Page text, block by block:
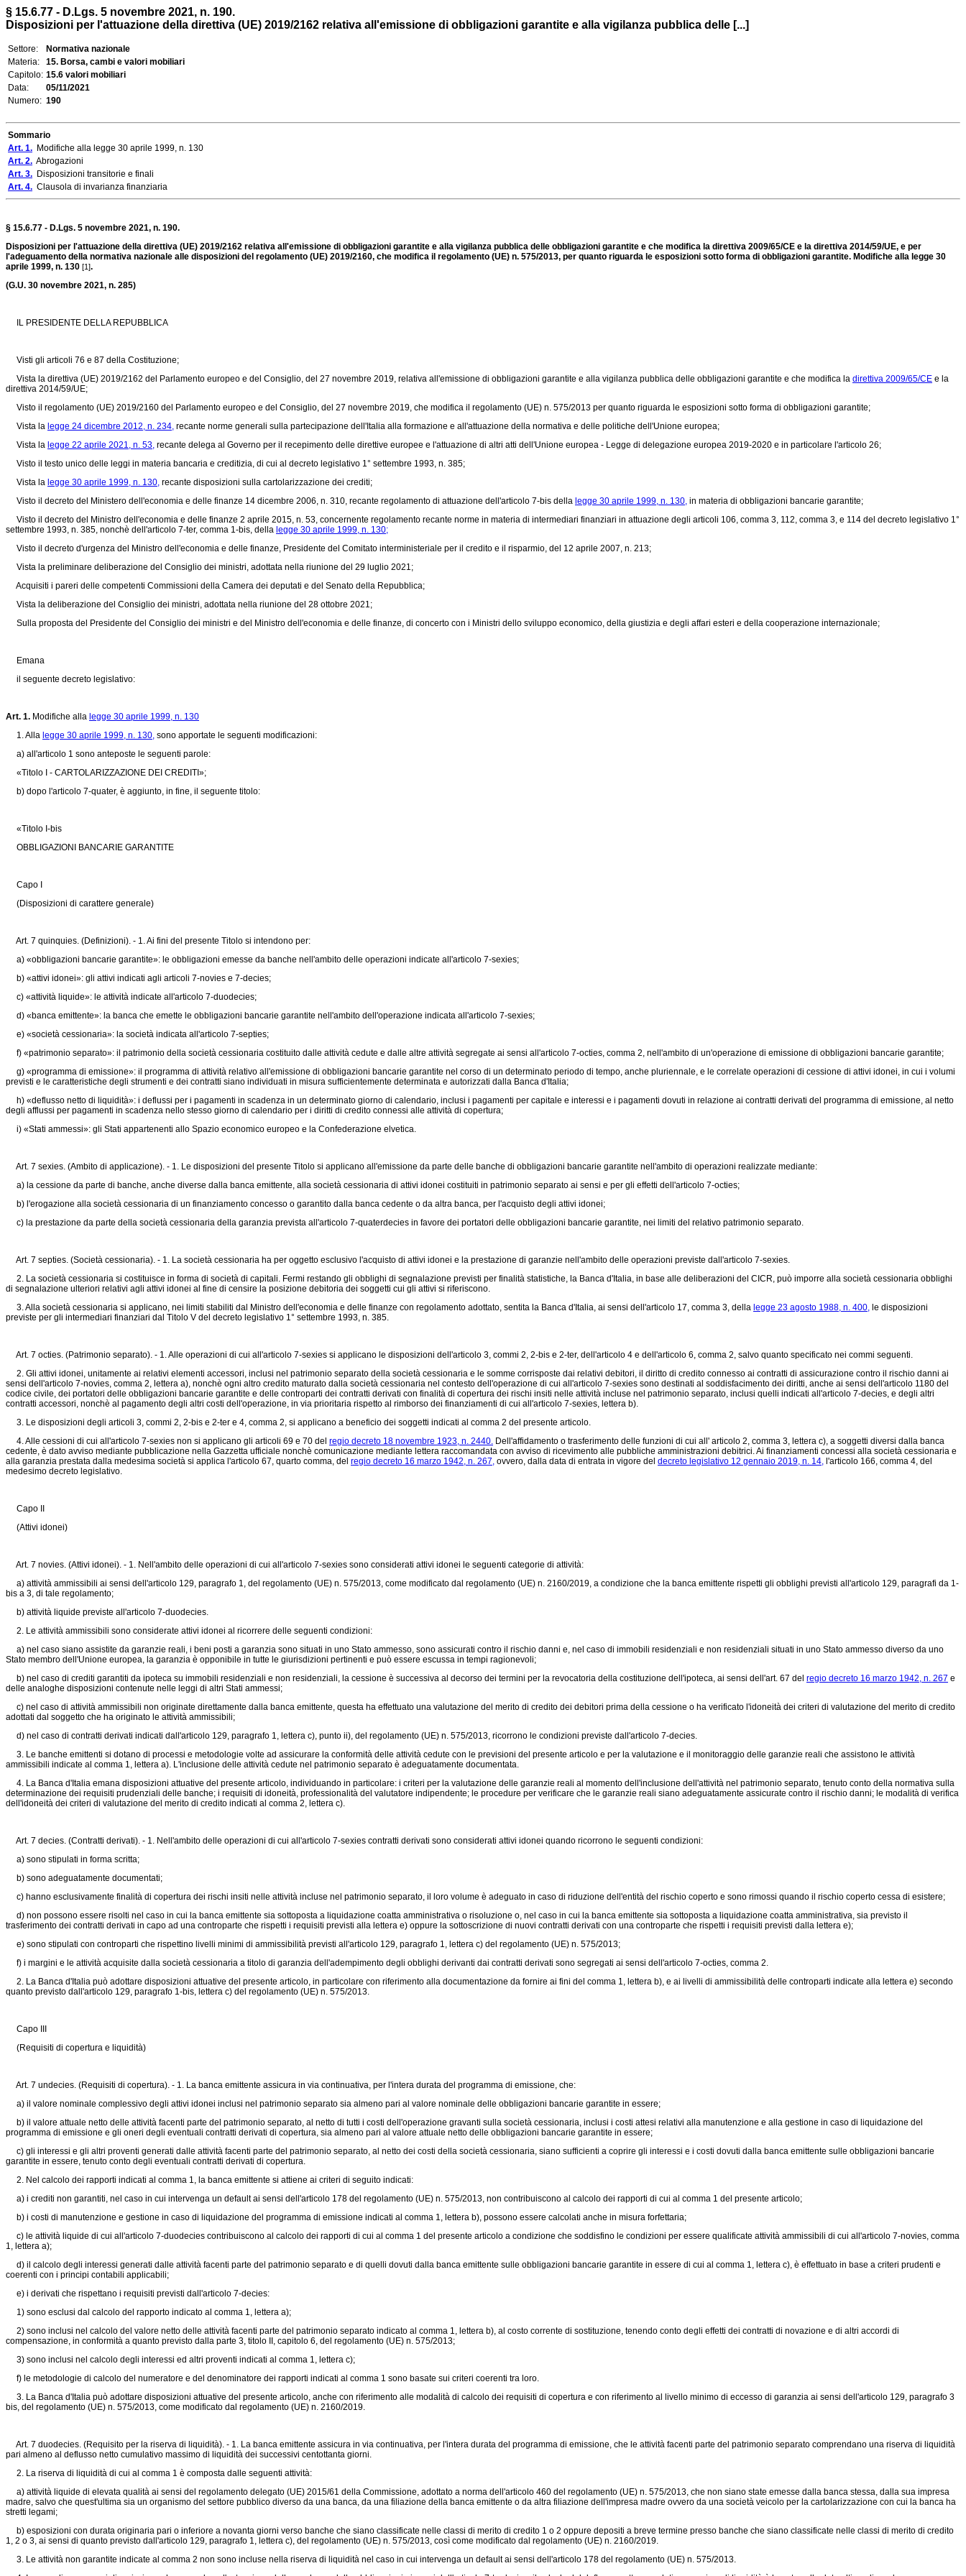
§ 15.6.77 - D.Lgs. 5 novembre 2021, n. 190.
Disposizioni per l'attuazione della direttiva (UE) 2019/2162 relativa all'emissione di obbligazioni garantite e alla vigilanza pubblica delle [...]
Settore:
Normativa nazionale
Materia:
15. Borsa, cambi e valori mobiliari
Capitolo: 15.6 valori mobiliari
Data:
05/11/2021
Numero: 190
Sommario
Art. 1. Modifiche alla legge 30 aprile 1999, n. 130
Art. 2. Abrogazioni
Art. 3. Disposizioni transitorie e finali
Art. 4. Clausola di invarianza finanziaria
§ 15.6.77 - D.Lgs. 5 novembre 2021, n. 190.
Disposizioni per l'attuazione della direttiva (UE) 2019/2162 relativa all'emissione di obbligazioni garantite e alla vigilanza pubblica delle obbligazioni garantite e che modifica la direttiva 2009/65/CE e la direttiva 2014/59/UE, e per
l'adeguamento della normativa nazionale alle disposizioni del regolamento (UE) 2019/2160, che modifica il regolamento (UE) n. 575/2013, per quanto riguarda le esposizioni sotto forma di obbligazioni garantite. Modifiche alla legge 30
aprile 1999, n. 130 [1].
(G.U. 30 novembre 2021, n. 285)
IL PRESIDENTE DELLA REPUBBLICA
Visti gli articoli 76 e 87 della Costituzione;
Vista la direttiva (UE) 2019/2162 del Parlamento europeo e del Consiglio, del 27 novembre 2019, relativa all'emissione di obbligazioni garantite e alla vigilanza pubblica delle obbligazioni garantite e che modifica la direttiva 2009/65/CE e la
direttiva 2014/59/UE;
Visto il regolamento (UE) 2019/2160 del Parlamento europeo e del Consiglio, del 27 novembre 2019, che modifica il regolamento (UE) n. 575/2013 per quanto riguarda le esposizioni sotto forma di obbligazioni garantite;
Vista la legge 24 dicembre 2012, n. 234, recante norme generali sulla partecipazione dell'Italia alla formazione e all'attuazione della normativa e delle politiche dell'Unione europea;
Vista la legge 22 aprile 2021, n. 53, recante delega al Governo per il recepimento delle direttive europee e l'attuazione di altri atti dell'Unione europea - Legge di delegazione europea 2019-2020 e in particolare l'articolo 26;
Visto il testo unico delle leggi in materia bancaria e creditizia, di cui al decreto legislativo 1° settembre 1993, n. 385;
Vista la legge 30 aprile 1999, n. 130, recante disposizioni sulla cartolarizzazione dei crediti;
Visto il decreto del Ministero dell'economia e delle finanze 14 dicembre 2006, n. 310, recante regolamento di attuazione dell'articolo 7-bis della legge 30 aprile 1999, n. 130, in materia di obbligazioni bancarie garantite;
Visto il decreto del Ministro dell'economia e delle finanze 2 aprile 2015, n. 53, concernente regolamento recante norme in materia di intermediari finanziari in attuazione degli articoli 106, comma 3, 112, comma 3, e 114 del decreto legislativo 1°
settembre 1993, n. 385, nonchè dell'articolo 7-ter, comma 1-bis, della legge 30 aprile 1999, n. 130;
Visto il decreto d'urgenza del Ministro dell'economia e delle finanze, Presidente del Comitato interministeriale per il credito e il risparmio, del 12 aprile 2007, n. 213;
Vista la preliminare deliberazione del Consiglio dei ministri, adottata nella riunione del 29 luglio 2021;
Acquisiti i pareri delle competenti Commissioni della Camera dei deputati e del Senato della Repubblica;
Vista la deliberazione del Consiglio dei ministri, adottata nella riunione del 28 ottobre 2021;
Sulla proposta del Presidente del Consiglio dei ministri e del Ministro dell'economia e delle finanze, di concerto con i Ministri dello sviluppo economico, della giustizia e degli affari esteri e della cooperazione internazionale;
Emana
il seguente decreto legislativo:
Art. 1. Modifiche alla legge 30 aprile 1999, n. 130
1. Alla legge 30 aprile 1999, n. 130, sono apportate le seguenti modificazioni:
a) all'articolo 1 sono anteposte le seguenti parole:
«Titolo I - CARTOLARIZZAZIONE DEI CREDITI»;
b) dopo l'articolo 7-quater, è aggiunto, in fine, il seguente titolo:
«Titolo I-bis
OBBLIGAZIONI BANCARIE GARANTITE
Capo I
(Disposizioni di carattere generale)
Art. 7 quinquies. (Definizioni). - 1. Ai fini del presente Titolo si intendono per:
a) «obbligazioni bancarie garantite»: le obbligazioni emesse da banche nell'ambito delle operazioni indicate all'articolo 7-sexies;
b) «attivi idonei»: gli attivi indicati agli articoli 7-novies e 7-decies;
c) «attività liquide»: le attività indicate all'articolo 7-duodecies;
d) «banca emittente»: la banca che emette le obbligazioni bancarie garantite nell'ambito dell'operazione indicata all'articolo 7-sexies;
e) «società cessionaria»: la società indicata all'articolo 7-septies;
f) «patrimonio separato»: il patrimonio della società cessionaria costituito dalle attività cedute e dalle altre attività segregate ai sensi all'articolo 7-octies, comma 2, nell'ambito di un'operazione di emissione di obbligazioni bancarie garantite;
g) «programma di emissione»: il programma di attività relativo all'emissione di obbligazioni bancarie garantite nel corso di un determinato periodo di tempo, anche pluriennale, e le correlate operazioni di cessione di attivi idonei, in cui i volumi
previsti e le caratteristiche degli strumenti e dei contratti siano individuati in misura sufficientemente determinata e autorizzati dalla Banca d'Italia;
h) «deflusso netto di liquidità»: i deflussi per i pagamenti in scadenza in un determinato giorno di calendario, inclusi i pagamenti per capitale e interessi e i pagamenti dovuti in relazione ai contratti derivati del programma di emissione, al netto
degli afflussi per pagamenti in scadenza nello stesso giorno di calendario per i diritti di credito connessi alle attività di copertura;
i) «Stati ammessi»: gli Stati appartenenti allo Spazio economico europeo e la Confederazione elvetica.
Art. 7 sexies. (Ambito di applicazione). - 1. Le disposizioni del presente Titolo si applicano all'emissione da parte delle banche di obbligazioni bancarie garantite nell'ambito di operazioni realizzate mediante:
a) la cessione da parte di banche, anche diverse dalla banca emittente, alla società cessionaria di attivi idonei costituiti in patrimonio separato ai sensi e per gli effetti dell'articolo 7-octies;
b) l'erogazione alla società cessionaria di un finanziamento concesso o garantito dalla banca cedente o da altra banca, per l'acquisto degli attivi idonei;
c) la prestazione da parte della società cessionaria della garanzia prevista all'articolo 7-quaterdecies in favore dei portatori delle obbligazioni bancarie garantite, nei limiti del relativo patrimonio separato.
Art. 7 septies. (Società cessionaria). - 1. La società cessionaria ha per oggetto esclusivo l'acquisto di attivi idonei e la prestazione di garanzie nell'ambito delle operazioni previste dall'articolo 7-sexies.
2. La società cessionaria si costituisce in forma di società di capitali. Fermi restando gli obblighi di segnalazione previsti per finalità statistiche, la Banca d'Italia, in base alle deliberazioni del CICR, può imporre alla società cessionaria obblighi
di segnalazione ulteriori relativi agli attivi idonei al fine di censire la posizione debitoria dei soggetti cui gli attivi si riferiscono.
3. Alla società cessionaria si applicano, nei limiti stabiliti dal Ministro dell'economia e delle finanze con regolamento adottato, sentita la Banca d'Italia, ai sensi dell'articolo 17, comma 3, della legge 23 agosto 1988, n. 400, le disposizioni
previste per gli intermediari finanziari dal Titolo V del decreto legislativo 1° settembre 1993, n. 385.
Art. 7 octies. (Patrimonio separato). - 1. Alle operazioni di cui all'articolo 7-sexies si applicano le disposizioni dell'articolo 3, commi 2, 2-bis e 2-ter, dell'articolo 4 e dell'articolo 6, comma 2, salvo quanto specificato nei commi seguenti.
2. Gli attivi idonei, unitamente ai relativi elementi accessori, inclusi nel patrimonio separato della società cessionaria e le somme corrisposte dai relativi debitori, il diritto di credito connesso ai contratti di assicurazione contro il rischio danni ai
sensi dell'articolo 7-novies, comma 2, lettera a), nonchè ogni altro credito maturato dalla società cessionaria nel contesto dell'operazione di cui all'articolo 7-sexies sono destinati al soddisfacimento dei diritti, anche ai sensi dell'articolo 1180 del
codice civile, dei portatori delle obbligazioni bancarie garantite e delle controparti dei contratti derivati con finalità di copertura dei rischi insiti nelle attività incluse nel patrimonio separato, inclusi quelli indicati all'articolo 7-decies, e degli altri
contratti accessori, nonchè al pagamento degli altri costi dell'operazione, in via prioritaria rispetto al rimborso dei finanziamenti di cui all'articolo 7-sexies, lettera b).
3. Le disposizioni degli articoli 3, commi 2, 2-bis e 2-ter e 4, comma 2, si applicano a beneficio dei soggetti indicati al comma 2 del presente articolo.
4. Alle cessioni di cui all'articolo 7-sexies non si applicano gli articoli 69 e 70 del regio decreto 18 novembre 1923, n. 2440. Dell'affidamento o trasferimento delle funzioni di cui all' articolo 2, comma 3, lettera c), a soggetti diversi dalla banca
cedente, è dato avviso mediante pubblicazione nella Gazzetta ufficiale nonchè comunicazione mediante lettera raccomandata con avviso di ricevimento alle pubbliche amministrazioni debitrici. Ai finanziamenti concessi alla società cessionaria e
alla garanzia prestata dalla medesima società si applica l'articolo 67, quarto comma, del regio decreto 16 marzo 1942, n. 267, ovvero, dalla data di entrata in vigore del decreto legislativo 12 gennaio 2019, n. 14, l'articolo 166, comma 4, del
medesimo decreto legislativo.
Capo II
(Attivi idonei)
Art. 7 novies. (Attivi idonei). - 1. Nell'ambito delle operazioni di cui all'articolo 7-sexies sono considerati attivi idonei le seguenti categorie di attività:
a) attività ammissibili ai sensi dell'articolo 129, paragrafo 1, del regolamento (UE) n. 575/2013, come modificato dal regolamento (UE) n. 2160/2019, a condizione che la banca emittente rispetti gli obblighi previsti all'articolo 129, paragrafi da 1-
bis a 3, di tale regolamento;
b) attività liquide previste all'articolo 7-duodecies.
2. Le attività ammissibili sono considerate attivi idonei al ricorrere delle seguenti condizioni:
a) nel caso siano assistite da garanzie reali, i beni posti a garanzia sono situati in uno Stato ammesso, sono assicurati contro il rischio danni e, nel caso di immobili residenziali e non residenziali situati in uno Stato ammesso diverso da uno
Stato membro dell'Unione europea, la garanzia è opponibile in tutte le giurisdizioni pertinenti e può essere escussa in tempi ragionevoli;
b) nel caso di crediti garantiti da ipoteca su immobili residenziali e non residenziali, la cessione è successiva al decorso dei termini per la revocatoria della costituzione dell'ipoteca, ai sensi dell'art. 67 del regio decreto 16 marzo 1942, n. 267 e
delle analoghe disposizioni contenute nelle leggi di altri Stati ammessi;
c) nel caso di attività ammissibili non originate direttamente dalla banca emittente, questa ha effettuato una valutazione del merito di credito dei debitori prima della cessione o ha verificato l'idoneità dei criteri di valutazione del merito di credito
adottati dal soggetto che ha originato le attività ammissibili;
d) nel caso di contratti derivati indicati dall'articolo 129, paragrafo 1, lettera c), punto ii), del regolamento (UE) n. 575/2013, ricorrono le condizioni previste dall'articolo 7-decies.
3. Le banche emittenti si dotano di processi e metodologie volte ad assicurare la conformità delle attività cedute con le previsioni del presente articolo e per la valutazione e il monitoraggio delle garanzie reali che assistono le attività
ammissibili indicate al comma 1, lettera a). L'inclusione delle attività cedute nel patrimonio separato è adeguatamente documentata.
4. La Banca d'Italia emana disposizioni attuative del presente articolo, individuando in particolare: i criteri per la valutazione delle garanzie reali al momento dell'inclusione dell'attività nel patrimonio separato, tenuto conto della normativa sulla
determinazione dei requisiti prudenziali delle banche; i requisiti di idoneità, professionalità del valutatore indipendente; le procedure per verificare che le garanzie reali siano adeguatamente assicurate contro il rischio danni; le modalità di verifica
dell'idoneità dei criteri di valutazione del merito di credito indicati al comma 2, lettera c).
Art. 7 decies. (Contratti derivati). - 1. Nell'ambito delle operazioni di cui all'articolo 7-sexies contratti derivati sono considerati attivi idonei quando ricorrono le seguenti condizioni:
a) sono stipulati in forma scritta;
b) sono adeguatamente documentati;
c) hanno esclusivamente finalità di copertura dei rischi insiti nelle attività incluse nel patrimonio separato, il loro volume è adeguato in caso di riduzione dell'entità del rischio coperto e sono rimossi quando il rischio coperto cessa di esistere;
d) non possono essere risolti nel caso in cui la banca emittente sia sottoposta a liquidazione coatta amministrativa o risoluzione o, nel caso in cui la banca emittente sia sottoposta a liquidazione coatta amministrativa, sia previsto il
trasferimento dei contratti derivati in capo ad una controparte che rispetti i requisiti previsti alla lettera e) oppure la sottoscrizione di nuovi contratti derivati con una controparte che rispetti i requisiti previsti dalla lettera e);
e) sono stipulati con controparti che rispettino livelli minimi di ammissibilità previsti all'articolo 129, paragrafo 1, lettera c) del regolamento (UE) n. 575/2013;
f) i margini e le attività acquisite dalla società cessionaria a titolo di garanzia dell'adempimento degli obblighi derivanti dai contratti derivati sono segregati ai sensi dell'articolo 7-octies, comma 2.
2. La Banca d'Italia può adottare disposizioni attuative del presente articolo, in particolare con riferimento alla documentazione da fornire ai fini del comma 1, lettera b), e ai livelli di ammissibilità delle controparti indicate alla lettera e) secondo
quanto previsto dall'articolo 129, paragrafo 1-bis, lettera c) del regolamento (UE) n. 575/2013.
Capo III
(Requisiti di copertura e liquidità)
Art. 7 undecies. (Requisiti di copertura). - 1. La banca emittente assicura in via continuativa, per l'intera durata del programma di emissione, che:
a) il valore nominale complessivo degli attivi idonei inclusi nel patrimonio separato sia almeno pari al valore nominale delle obbligazioni bancarie garantite in essere;
b) il valore attuale netto delle attività facenti parte del patrimonio separato, al netto di tutti i costi dell'operazione gravanti sulla società cessionaria, inclusi i costi attesi relativi alla manutenzione e alla gestione in caso di liquidazione del
programma di emissione e gli oneri degli eventuali contratti derivati di copertura, sia almeno pari al valore attuale netto delle obbligazioni bancarie garantite in essere;
c) gli interessi e gli altri proventi generati dalle attività facenti parte del patrimonio separato, al netto dei costi della società cessionaria, siano sufficienti a coprire gli interessi e i costi dovuti dalla banca emittente sulle obbligazioni bancarie
garantite in essere, tenuto conto degli eventuali contratti derivati di copertura.
2. Nel calcolo dei rapporti indicati al comma 1, la banca emittente si attiene ai criteri di seguito indicati:
a) i crediti non garantiti, nel caso in cui intervenga un default ai sensi dell'articolo 178 del regolamento (UE) n. 575/2013, non contribuiscono al calcolo dei rapporti di cui al comma 1 del presente articolo;
b) i costi di manutenzione e gestione in caso di liquidazione del programma di emissione indicati al comma 1, lettera b), possono essere calcolati anche in misura forfettaria;
c) le attività liquide di cui all'articolo 7-duodecies contribuiscono al calcolo dei rapporti di cui al comma 1 del presente articolo a condizione che soddisfino le condizioni per essere qualificate attività ammissibili di cui all'articolo 7-novies, comma
1, lettera a);
d) il calcolo degli interessi generati dalle attività facenti parte del patrimonio separato e di quelli dovuti dalla banca emittente sulle obbligazioni bancarie garantite in essere di cui al comma 1, lettera c), è effettuato in base a criteri prudenti e
coerenti con i principi contabili applicabili;
e) i derivati che rispettano i requisiti previsti dall'articolo 7-decies:
1) sono esclusi dal calcolo del rapporto indicato al comma 1, lettera a);
2) sono inclusi nel calcolo del valore netto delle attività facenti parte del patrimonio separato indicato al comma 1, lettera b), al costo corrente di sostituzione, tenendo conto degli effetti dei contratti di novazione e di altri accordi di
compensazione, in conformità a quanto previsto dalla parte 3, titolo II, capitolo 6, del regolamento (UE) n. 575/2013;
3) sono inclusi nel calcolo degli interessi ed altri proventi indicati al comma 1, lettera c);
f) le metodologie di calcolo del numeratore e del denominatore dei rapporti indicati al comma 1 sono basate sui criteri coerenti tra loro.
3. La Banca d'Italia può adottare disposizioni attuative del presente articolo, anche con riferimento alle modalità di calcolo dei requisiti di copertura e con riferimento al livello minimo di eccesso di garanzia ai sensi dell'articolo 129, paragrafo 3
bis, del regolamento (UE) n. 575/2013, come modificato dal regolamento (UE) n. 2160/2019.
Art. 7 duodecies. (Requisito per la riserva di liquidità). - 1. La banca emittente assicura in via continuativa, per l'intera durata del programma di emissione, che le attività facenti parte del patrimonio separato comprendano una riserva di liquidità
pari almeno al deflusso netto cumulativo massimo di liquidità dei successivi centottanta giorni.
2. La riserva di liquidità di cui al comma 1 è composta dalle seguenti attività:
a) attività liquide di elevata qualità ai sensi del regolamento delegato (UE) 2015/61 della Commissione, adottato a norma dell'articolo 460 del regolamento (UE) n. 575/2013, che non siano state emesse dalla banca stessa, dalla sua impresa
madre, salvo che quest'ultima sia un organismo del settore pubblico diverso da una banca, da una filiazione della banca emittente o da altra filiazione dell'impresa madre ovvero da una società veicolo per la cartolarizzazione con cui la banca ha
stretti legami;
b) esposizioni con durata originaria pari o inferiore a novanta giorni verso banche che siano classificate nelle classi di merito di credito 1 o 2 oppure depositi a breve termine presso banche che siano classificate nelle classi di merito di credito
1, 2 o 3, ai sensi di quanto previsto dall'articolo 129, paragrafo 1, lettera c), del regolamento (UE) n. 575/2013, così come modificato dal regolamento (UE) n. 2160/2019.
3. Le attività non garantite indicate al comma 2 non sono incluse nella riserva di liquidità nel caso in cui intervenga un default ai sensi dell'articolo 178 del regolamento (UE) n. 575/2013.